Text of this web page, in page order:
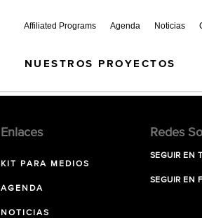
Affiliated Programs Agenda Noticias
NUESTROS PROYECTOS
Enlaces
KIT PARA MEDIOS
AGENDA
NOTICIAS
Redes
SEGUIR EN
SEGUIR EN